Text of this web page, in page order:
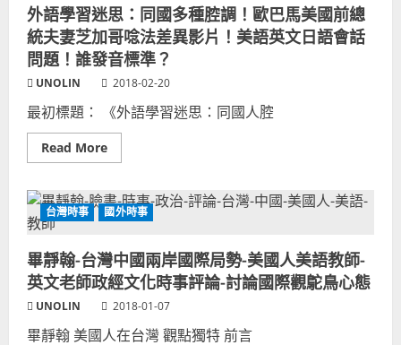
樂
作
品
好
聽-
深
津
繪
里/
藤
紀
香/
小
日
向
日
本
喜
片
尾
曲
SHANTI
演
唱-
國
外語學習迷思：同國多種腔調！歐巴馬美國前總
統夫妻芝加哥唸法差異影片！美語英文日語會話
問題！誰發音標準？
UNOLIN 2018-02-20
最初標題： 《外語學習迷思：同國人腔
Read MoreRead
more
語
學
習
思：
同
國
多
腔
歐
台灣時事 國外時事
畢靜翰-台灣中國兩岸國際局勢-美國人美語教師-
英文老師政經文化時事評論-討論國際觀鴕鳥心態
UNOLIN 2018-01-07
畢靜翰 美國人在台灣 觀點獨特 前言